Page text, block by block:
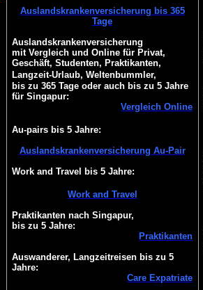
Auslandskrankenversicherung bis 365
Tage
Auslandskrankenversicherung
mit Vergleich und Online für Privat,
Geschäft, Studenten, Praktikanten,
Langzeit-Urlaub, Weltenbummler,
bis zu 365 Tage oder auch bis zu 5 Jahre
für Singapur:
Vergleich Online
Au-pairs bis 5 Jahre:
Auslandskrankenversicherung Au-Pair
Work and Travel bis 5 Jahre:
Work and Travel
Praktikanten nach Singapur,
bis zu 5 Jahre:
Praktikanten
Auswanderer, Langzeitreisen bis zu 5
Jahre:
Care Expatriate